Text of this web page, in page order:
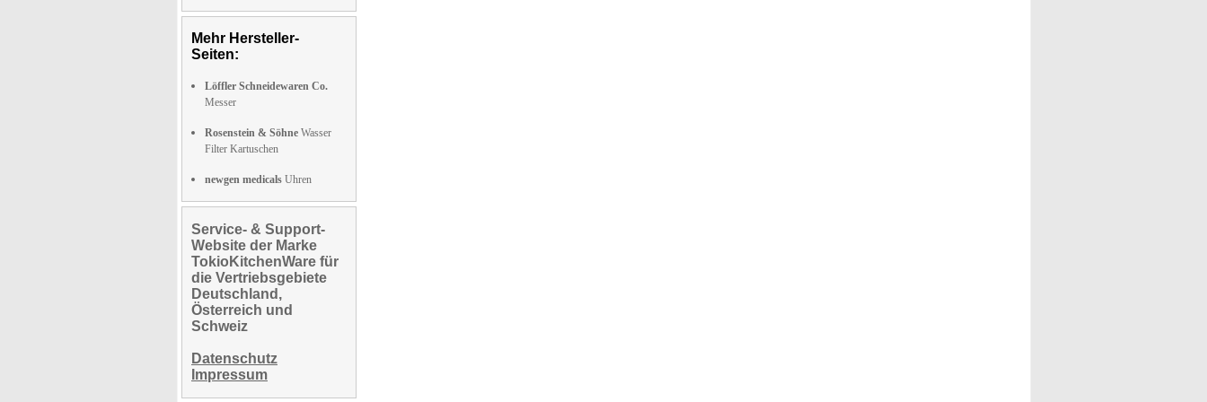
Mehr Hersteller-
Seiten:
Löffler Schneidewaren Co.
Messer
Rosenstein & Söhne Wasser
Filter Kartuschen
newgen medicals Uhren
Service- & Support-
Website der Marke
TokioKitchenWare für
die Vertriebsgebiete
Deutschland,
Österreich und
Schweiz
Datenschutz
Impressum